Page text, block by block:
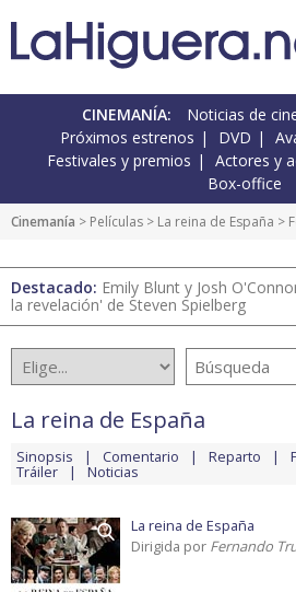
CINEMANÍA: Noticias de
Próximos estrenos
DVD
Festivales y premios
Actores y
Box-office
Cinemanía > Películas > La reina de España >
Destacado: Emily Blunt y Josh
la revelación' de Steven Spielberg
La reina de España
Sinopsis Comentario Reparto
Tráiler Noticias
La reina de España
Dirigida por Fernando